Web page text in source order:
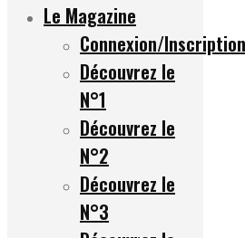
Le Magazine
Connexion/Inscription
Découvrez le
N°1
Découvrez le
N°2
Découvrez le
N°3